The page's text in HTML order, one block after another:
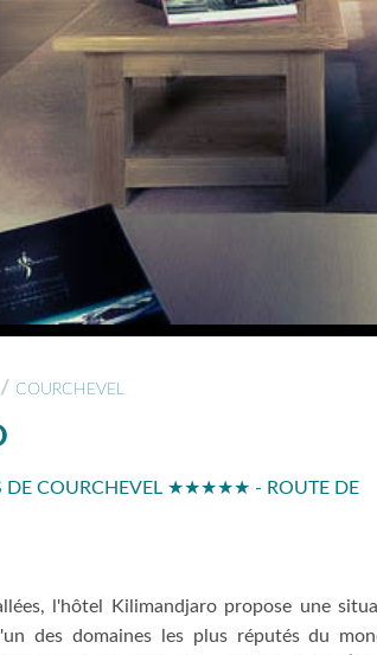
/ COURCHEVEL
DE COURCHEVEL ★★★★★ - ROUTE DE
l'hôtel Kilimandjaro propose une
des domaines les plus réputés du